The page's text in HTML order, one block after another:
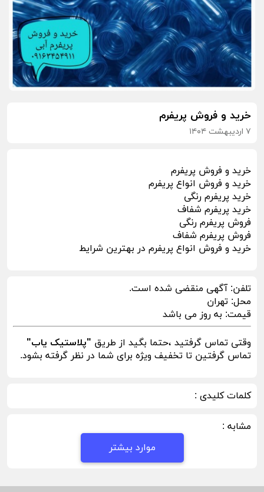
خرید و فروش پریفرم
۷ اردیبهشت ۱۴۰۴
خرید و فروش پریفرم
خرید و فروش انواع پریفرم
خرید پریفرم رنگی
خرید پریفرم شفاف
فروش پریفرم رنگی
فروش پریفرم شفاف
خرید و فروش انواع پریفرم در بهترین شرایط
تلفن:آگهی منقضی شده است.
محل: تهران
قیمت: به روز می باشد
وقتی تماس گرفتید ،حتما بگید از طریق "پلاستیک یاب"
تماس گرفتین تا تخفیف ویژه برای شما در نظر گرفته بشود.
کلمات کلیدی :
مشابه :
موارد بیشتر